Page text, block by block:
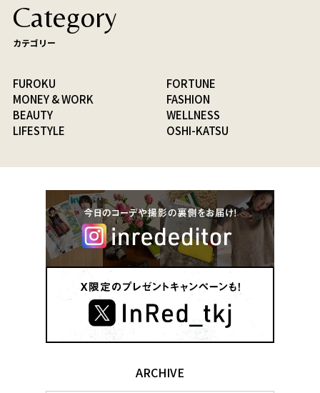
Category
カテゴリー
FUROKU
FORTUNE
MONEY & WORK
FASHION
BEAUTY
WELLNESS
LIFESTYLE
OSHI-KATSU
ARCHIVE